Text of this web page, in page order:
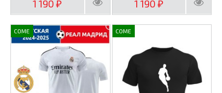
1 190₽ 1 190 ₽
COME COME